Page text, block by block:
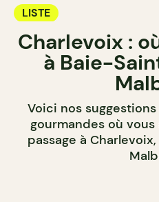
LISTE
Charlevoix :
à Baie-
Voici nos
gourmandes où
passage à